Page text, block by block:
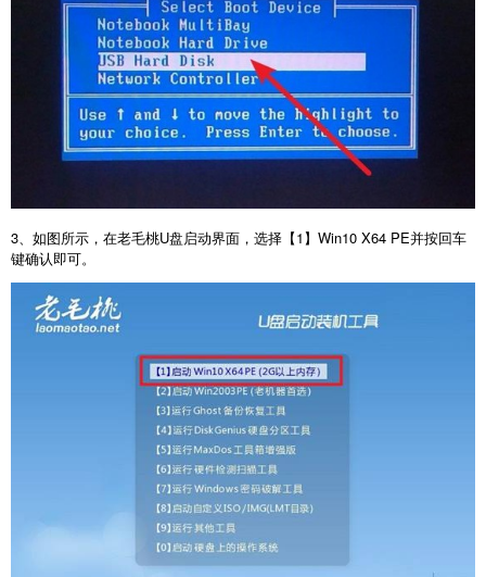
3、如图所示，在老毛桃U盘启动界面，选择【1】 Win10 X64 PE并按回车
键确认即可。